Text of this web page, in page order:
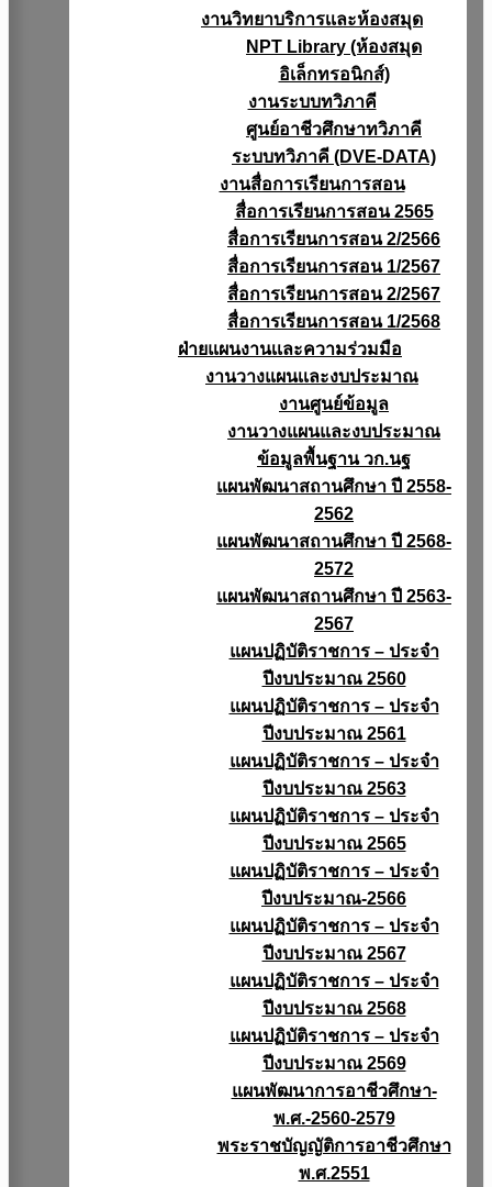
งานวิทยาบริการเเละห้องสมุด
NPT Library (ห้องสมุด
อิเล็กทรอนิกส์)
งานระบบทวิภาคี
ศูนย์อาชีวศึกษาทวิภาคี
ระบบทวิภาคี (DVE-DATA)
งานสื่อการเรียนการสอน
สื่อการเรียนการสอน 2565
สื่อการเรียนการสอน 2/2566
สื่อการเรียนการสอน 1/2567
สื่อการเรียนการสอน 2/2567
สื่อการเรียนการสอน 1/2568
ฝ่ายแผนงานเเละความร่วมมือ
งานวางแผนเเละงบประมาณ
งานศูนย์ข้อมูล
งานวางแผนและงบประมาณ
ข้อมูลพื้นฐาน วก.นฐ
แผนพัฒนาสถานศึกษา ปี 2558-
2562
แผนพัฒนาสถานศึกษา ปี 2568-
2572
แผนพัฒนาสถานศึกษา ปี 2563-
2567
แผนปฏิบัติราชการ – ประจำ
ปีงบประมาณ 2560
แผนปฏิบัติราชการ – ประจำ
ปีงบประมาณ 2561
แผนปฏิบัติราชการ – ประจำ
ปีงบประมาณ 2563
แผนปฏิบัติราชการ – ประจำ
ปีงบประมาณ 2565
แผนปฏิบัติราชการ – ประจำ
ปีงบประมาณ-2566
แผนปฏิบัติราชการ – ประจำ
ปีงบประมาณ 2567
แผนปฏิบัติราชการ – ประจำ
ปีงบประมาณ 2568
แผนปฏิบัติราชการ – ประจำ
ปีงบประมาณ 2569
แผนพัฒนาการอาชีวศึกษา-
พ.ศ.-2560-2579
พระราชบัญญัติการอาชีวศึกษา
พ.ศ.2551